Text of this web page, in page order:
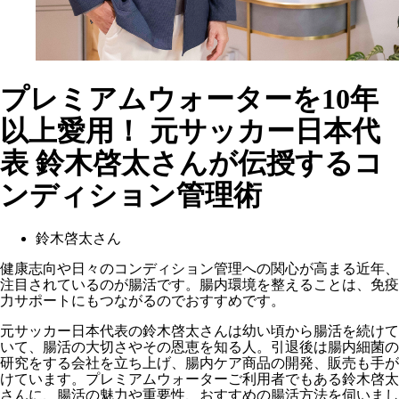
プレミアムウォーターを10年
以上愛用！ 元サッカー日本代
表 鈴木啓太さんが伝授するコ
ンディション管理術
鈴木啓太さん
健康志向や日々のコンディション管理への関心が高まる近年、
注目されているのが腸活です。腸内環境を整えることは、免疫
力サポートにもつながるのでおすすめです。
元サッカー日本代表の鈴木啓太さんは幼い頃から腸活を続けて
いて、腸活の大切さやその恩恵を知る人。引退後は腸内細菌の
研究をする会社を立ち上げ、腸内ケア商品の開発、販売も手が
けています。プレミアムウォーターご利用者でもある鈴木啓太
さんに、腸活の魅力や重要性、おすすめの腸活方法を伺いまし